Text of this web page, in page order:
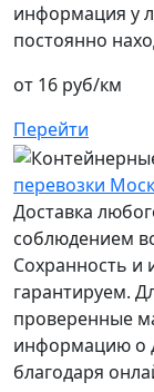
информация у
постоянно
от 16 руб/км
Перейти
перевозки
Доставка
соблюдением
Сохранность и
гарантируем.
проверенные
информацию о
благодаря